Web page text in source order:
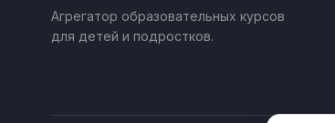
Агрегатор образовательных курсов
для детей и подростков.